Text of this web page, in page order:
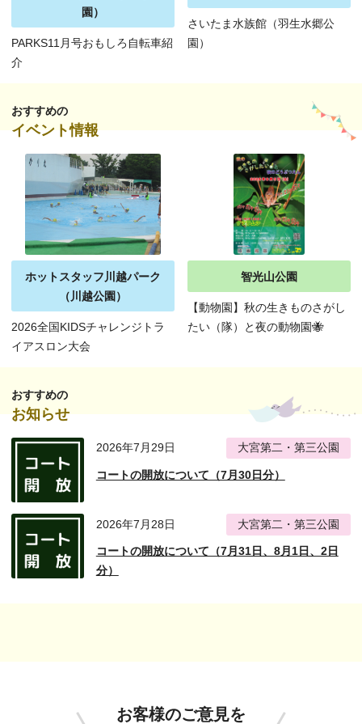
園）
PARKS11月号おもしろ自転車紹
介
さいたま水族館（羽生水郷公
園）
おすすめの
イベント情報
ホットスタッフ川越パーク
（川越公園）
2026全国KIDSチャレンジトラ
イアスロン大会
智光山公園
【動物園】秋の生きものさがし
たい（隊）と夜の動物園🐝
おすすめの
お知らせ
2026年7月29日 大宮第二・第三公園
コートの開放について（7月30日分）
2026年7月28日 大宮第二・第三公園
コートの開放について（7月31日、8月1日、2日
分）
お客様のご意見を